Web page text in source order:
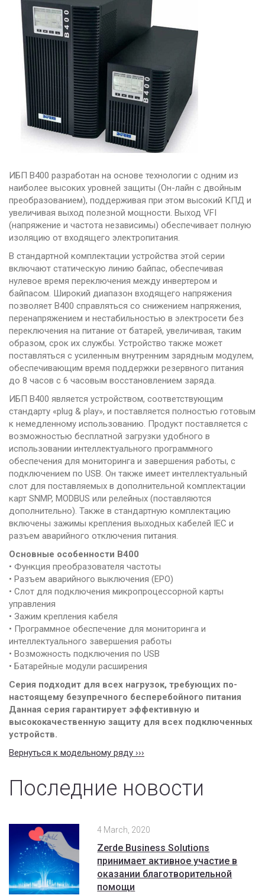
Наши партнеры
Вакансии
Контакты
Политика конфиденциальности
vSAN
ИБП В400 разработан на основе технологии с одним из
наиболее высоких уровней защиты (Он-лайн с двойным
преобразованием), поддерживая при этом высокий КПД и
увеличивая выход полезной мощности. Выход VFI
(напряжение и частота независимы) обеспечивает полную
изоляцию от входящего электропитания.
В стандартной комплектации устройства этой серии
включают статическую линию байпас, обеспечивая
нулевое время переключения между инвертером и
байпасом. Широкий диапазон входящего напряжения
позволяет В400 справляться со снижением напряжения,
перенапряжением и нестабильностью в электросети без
переключения на питание от батарей, увеличивая, таким
образом, срок их службы. Устройство также может
поставляться с усиленным внутренним зарядным модулем,
обеспечивающим время поддержки резервного питания
до 8 часов с 6 часовым восстановлением заряда.
ИБП В400 является устройством, соответствующим
стандарту «plug & play», и поставляется полностью готовым
к немедленному использованию. Продукт поставляется с
возможностью бесплатной загрузки удобного в
использовании интеллектуального программного
обеспечения для мониторинга и завершения работы, с
подключением по USB. Он также имеет интеллектуальный
слот для поставляемых в дополнительной комплектации
карт SNMP, MODBUS или релейных (поставляются
дополнительно). Также в стандартную комплектацию
включены зажимы крепления выходных кабелей IEC и
разъем аварийного отключения питания.
Основные особенности B400
• Функция преобразователя частоты
• Разъем аварийного выключения (EPO)
• Слот для подключения микропроцессорной карты
управления
• Зажим крепления кабеля
• Программное обеспечение для мониторинга и
интеллектуального завершения работы
• Возможность подключения по USB
• Батарейные модули расширения
Серия подходит для всех нагрузок, требующих по-
настоящему безупречного бесперебойного питания
Данная серия гарантирует эффективную и
высококачественную защиту для всех подключенных
устройств.
Вернуться к модельному ряду ›››
Последние новости
4 March, 2020
Zerde Business Solutions
принимает активное участие в
оказании благотворительной
помощи